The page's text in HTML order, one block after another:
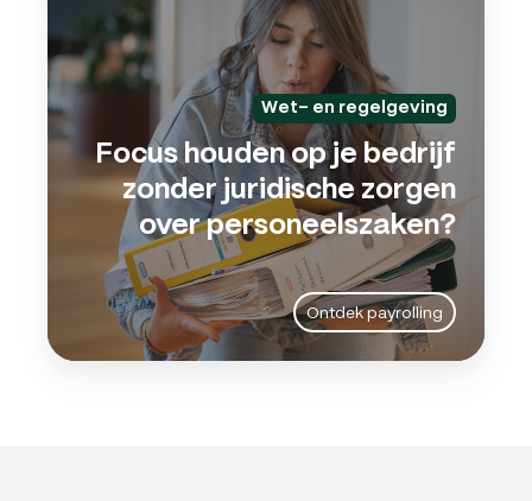
Wet- en regelgeving
Focus houden op je bedrijf
zonder juridische zorgen
over personeelszaken?
Ontdek payrolling